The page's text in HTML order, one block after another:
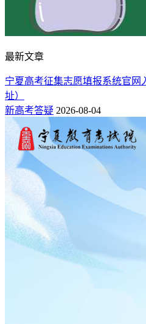
最新文章
宁夏高考征集志愿填报系统官网
址）
新高考答疑 2026-08-04